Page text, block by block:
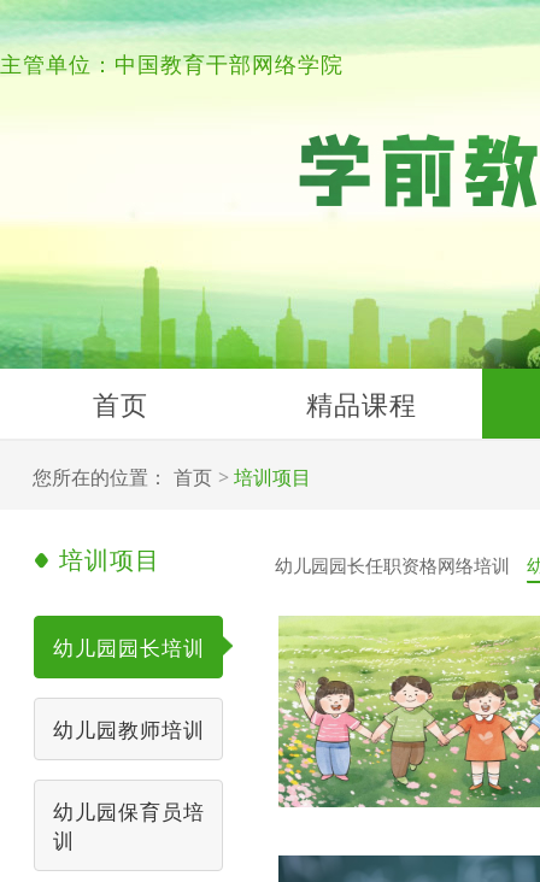
主管单位：中国教育干部网络学院
首页 精品课程
您所在的位置： 首页 培训项目
 培训项目 幼儿园园长任职资格网络培训
幼儿园园长培训
幼儿园教师培训
幼儿园保育员培
训